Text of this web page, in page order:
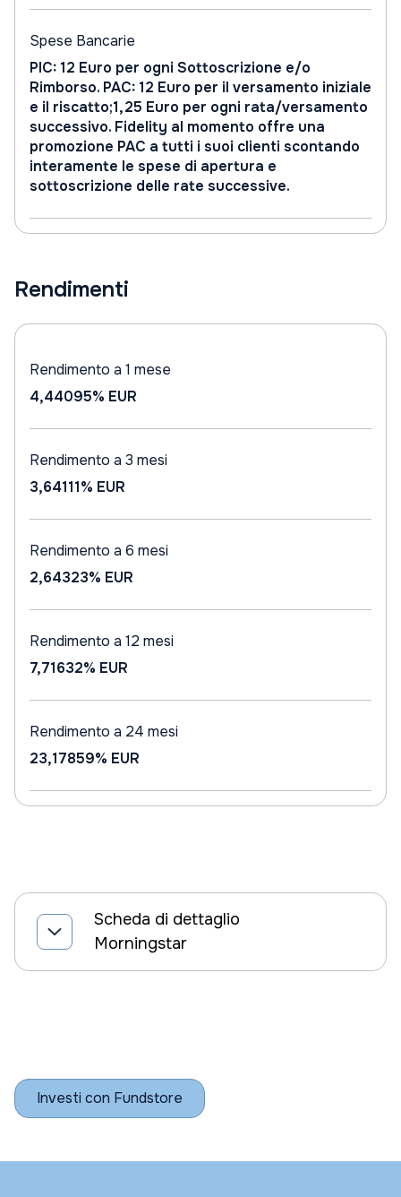
Spese Bancarie
PIC: 12 Euro per ogni Sottoscrizione e/o
Rimborso. PAC: 12 Euro per il versamento iniziale
e il riscatto;1,25 Euro per ogni rata/versamento
successivo. Fidelity al momento offre una
promozione PAC a tutti i suoi clienti scontando
interamente le spese di apertura e
sottoscrizione delle rate successive.
Rendimenti
Rendimento a 1 mese
4,44095% EUR
Rendimento a 3 mesi
3,64111% EUR
Rendimento a 6 mesi
2,64323% EUR
Rendimento a 12 mesi
7,71632% EUR
Rendimento a 24 mesi
23,17859% EUR
Scheda di dettaglio
Morningstar
Investi con Fundstore